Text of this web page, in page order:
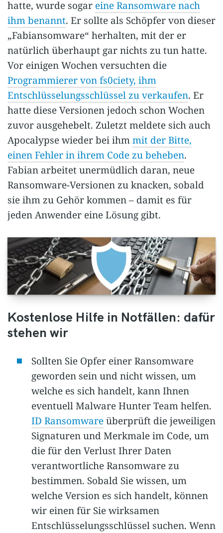
hatte, wurde sogar eine Ransomware nach
ihm benannt. Er sollte als Schöpfer von dieser
„Fabiansomware“ herhalten, mit der er
natürlich überhaupt gar nichts zu tun hatte.
Vor einigen Wochen versuchten die
Programmierer von fs0ciety, ihm
Entschlüsselungsschlüssel zu verkaufen. Er
hatte diese Versionen jedoch schon Wochen
zuvor ausgehebelt. Zuletzt meldete sich auch
Apocalypse wieder bei ihmmit der Bitte,
einen Fehler in ihrem Code zu beheben.
Fabian arbeitet unermüdlich daran, neue
Ransomware-Versionen zu knacken, sobald
sie ihm zu Gehör kommen – damit es für
jeden Anwender eine Lösung gibt.
Kostenlose Hilfe in Notfällen: dafür
stehen wir
Sollten Sie Opfer einer Ransomware
geworden sein und nicht wissen, um
welche es sich handelt, kann Ihnen
eventuell Malware Hunter Team helfen.
ID Ransomwareüberprüft die jeweiligen
Signaturen und Merkmale im Code, um
die für den Verlust Ihrer Daten
verantwortliche Ransomware zu
bestimmen. Sobald Sie wissen, um
welche Version es sich handelt, können
wir einen für Sie wirksamen
Entschlüsselungsschlüssel suchen. Wenn